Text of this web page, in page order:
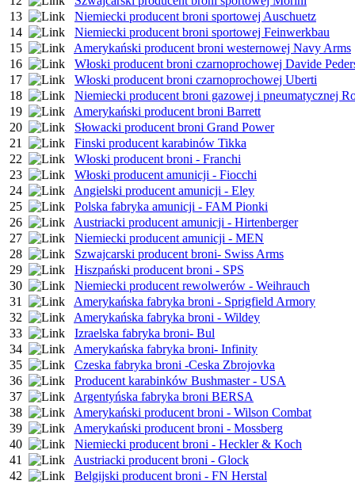
13
Niemiecki producent broni sportowej Auschuetz
14
Niemiecki producent broni sportowej Feinwerkbau
15
Amerykański producent broni westernowej Navy Arms
16
Włoski producent broni czarnoprochowej Davide
17
Włoski producent broni czarnoprochowej Uberti
18
Niemiecki producent broni gazowej i pneumatycznej
19
Amerykański producent broni Barrett
20
Słowacki producent broni Grand Power
21
Finski producent karabinów Tikka
22
Włoski producent broni - Franchi
23
Włoski producent amunicji - Fiocchi
24
Angielski producent amunicji - Eley
25
Polska fabryka amunicji - FAM Pionki
26
Austriacki producent amunicji - Hirtenberger
27
Niemiecki producent amunicji - MEN
28
Szwajcarski producent broni- Swiss Arms
29
Hiszpański producent broni - SPS
30
Niemiecki producent rewolwerów - Weihrauch
31
Amerykańska fabryka broni - Sprigfield Armory
32
Amerykańska fabryka broni - Wildey
33
Izraelska fabryka broni- Bul
34
Amerykańska fabryka broni- Infinity
35
Czeska fabryka broni -Ceska Zbrojovka
36
Producent karabinków Bushmaster - USA
37
Argentyńska fabryka broni BERSA
38
Amerykański producent broni - Wilson Combat
39
Amerykański producent broni - Mossberg
40
Niemiecki producent broni - Heckler & Koch
41
Austriacki producent broni - Glock
42
Belgijski producent broni - FN Herstal